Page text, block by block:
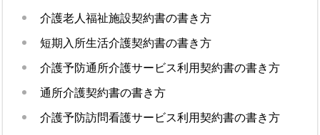
介護老人福祉施設契約書の書き方
短期入所生活介護契約書の書き方
介護予防通所介護サービス利用契約書の書き方
通所介護契約書の書き方
介護予防訪問看護サービス利用契約書の書き方